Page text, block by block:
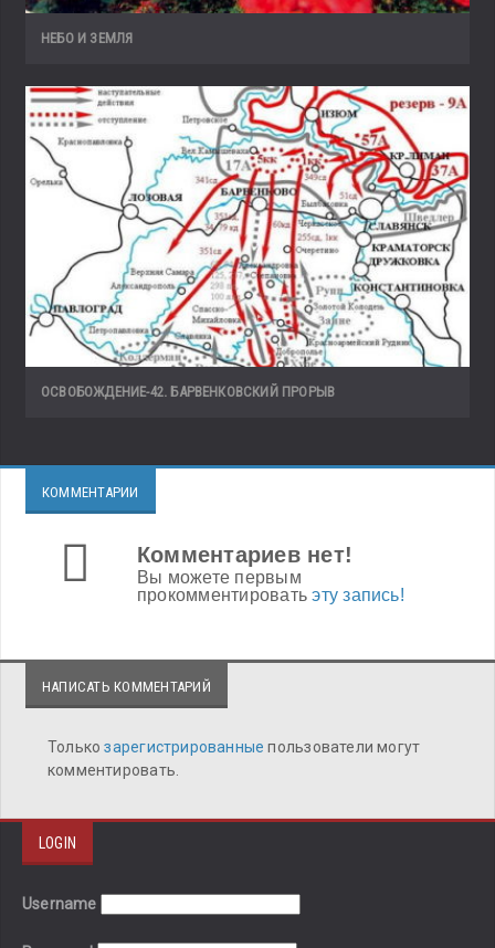
НЕБО И ЗЕМЛЯ
ОСВОБОЖДЕНИЕ-42. БАРВЕНКОВСКИЙ ПРОРЫВ
КОММЕНТАРИИ
Комментариев нет!
Вы можете первым
прокомментироватьэту запись!
НАПИСАТЬ КОММЕНТАРИЙ
Толькозарегистрированныепользователи могут
комментировать.
LOGIN
Username